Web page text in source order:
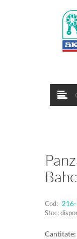
Cod:
Stoc:
Cantitate: